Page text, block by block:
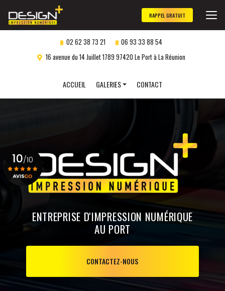
au
contenu
principal
02 62 38 73 21
06 93 33 88 54
16 avenue du 14 Juillet 1789 97420 Le Port à La Réunion
ACCUEIL
GALERIES
Impression numérique
Gravure laser
personnalisée
CONTACT
RAPPEL GRATUIT
ENTREPRISE D'IMPRESSION NUMÉRIQUE
AU PORT
CONTACTEZ-NOUS
10/10
Voir le certificat